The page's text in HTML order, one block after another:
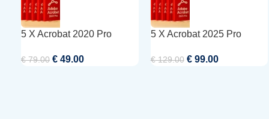
5 X Acrobat 2020 Pro
€79.00 € 49.00
5 X Acrobat 2025 Pro
€129.00 €99.00